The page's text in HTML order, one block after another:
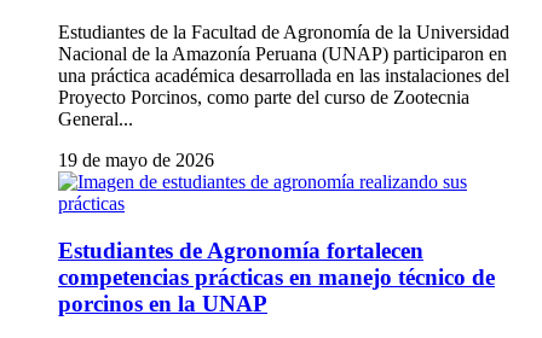
Estudiantes de la Facultad de Agronomía de la Universidad
Nacional de la Amazonía Peruana (UNAP) participaron en
una práctica académica desarrollada en las instalaciones del
Proyecto Porcinos, como parte del curso de Zootecnia
General...
19 de mayo de 2026
Estudiantes de Agronomía fortalecen
competencias prácticas en manejo técnico de
porcinos en la UNAP